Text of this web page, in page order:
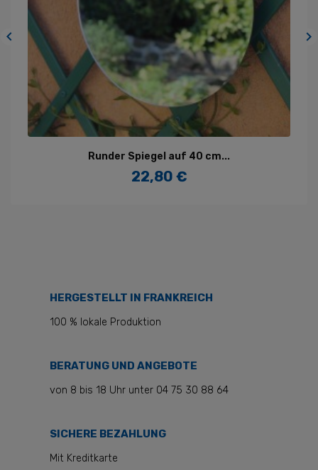

Runder Spiegel auf 40 cm...
Preis
22,80 €

HERGESTELLT IN FRANKREICH
100 % lokale Produktion
BERATUNG UND ANGEBOTE
von 8 bis 18 Uhr unter 04 75 30 88 64
SICHERE BEZAHLUNG
Mit Kreditkarte